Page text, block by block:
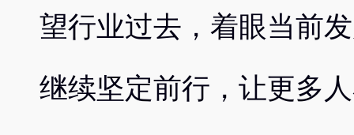
望行业过去，着眼当前
继续坚定前行，让更多